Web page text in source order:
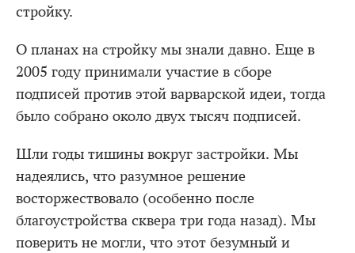
стройку.
О планах на стройку мы знали давно. Еще в
2005 году принимали участие в сборе
подписей против этой варварской идеи, тогда
было собрано около двух тысяч подписей.
Шли годы тишины вокруг застройки. Мы
надеялись, что разумное решение
восторжествовало (особенно после
благоустройства сквера три года назад). Мы
поверить не могли, что этот безумный и